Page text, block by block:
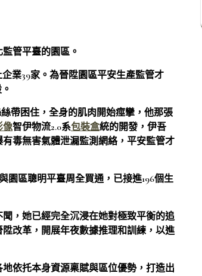
管平臺的園區。
業39家。為晉陞園區平安生產監管才
帶困住，全身的肌肉開始痙攣，他那張
像智伊物流2.0系包裝盒統的開發，伊吾
毒無害氣體泄漏監測網絡，平安監管才
園區聰明平臺周全買通，已接進196個生
，她已經完全沉浸在她對極致平衡的追
改革，開展年夜數據推理和訓練，以進
依托本身資源稟賦與區位優勢，打造出